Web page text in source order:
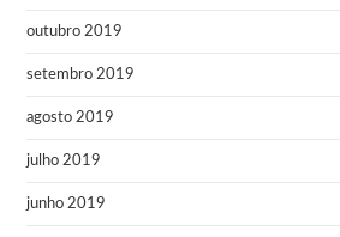
outubro 2019
setembro 2019
agosto 2019
julho 2019
junho 2019